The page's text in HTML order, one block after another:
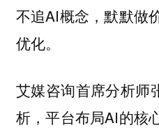
不追AI概念，默默做
优化。
艾媒咨询首席分析师
析，平台布局AI的核